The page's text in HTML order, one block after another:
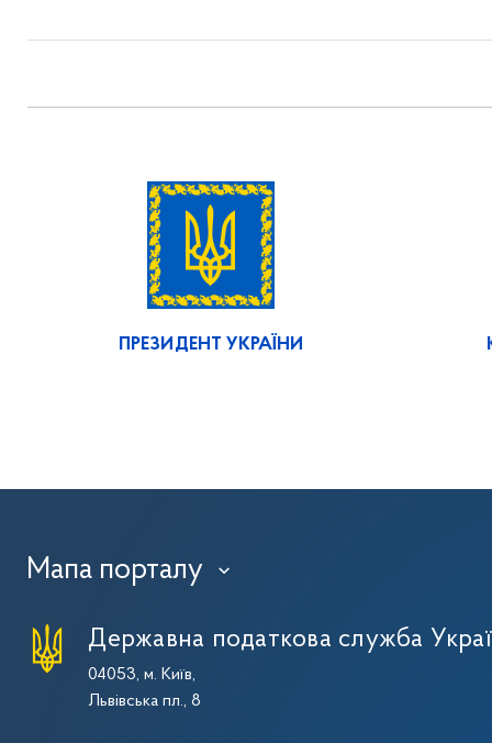
ПРЕЗИДЕНТ УКРАЇНИ
Мапа порталу ›
Державна податкова служба
04053, м. Київ,
Львівська пл., 8